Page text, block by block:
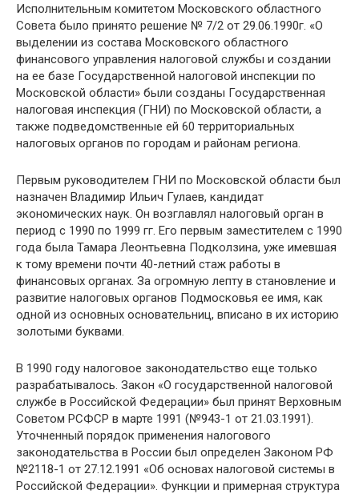
Исполнительным комитетом Московского областного
Совета было принято решение № 7/2 от 29.06.1990г. «О
выделении из состава Московского областного
финансового управления налоговой службы и создании
на ее базе Государственной налоговой инспекции по
Московской области» были созданы Государственная
налоговая инспекция (ГНИ) по Московской области, а
также подведомственные ей 60 территориальных
налоговых органов по городам и районам региона.
Первым руководителем ГНИ по Московской области был
назначен Владимир Ильич Гулаев, кандидат
экономических наук. Он возглавлял налоговый орган в
период с 1990 по 1999 гг. Его первым заместителем с 1990
года была Тамара Леонтьевна Подколзина, уже имевшая
к тому времени почти 40-летний стаж работы в
финансовых органах. За огромную лепту в становление и
развитие налоговых органов Подмосковья ее имя, как
одной из основных основательниц, вписано в их историю
золотыми буквами.
В 1990 году налоговое законодательство еще только
разрабатывалось. Закон «О государственной налоговой
службе в Российской Федерации» был принят Верховным
Советом РСФСР в марте 1991 (№943-1 от 21.03.1991).
Уточненный порядок применения налогового
законодательства в России был определен Законом РФ
№2118-1 от 27.12.1991 «Об основах налоговой системы в
Российской Федерации». Функции и примерная структура